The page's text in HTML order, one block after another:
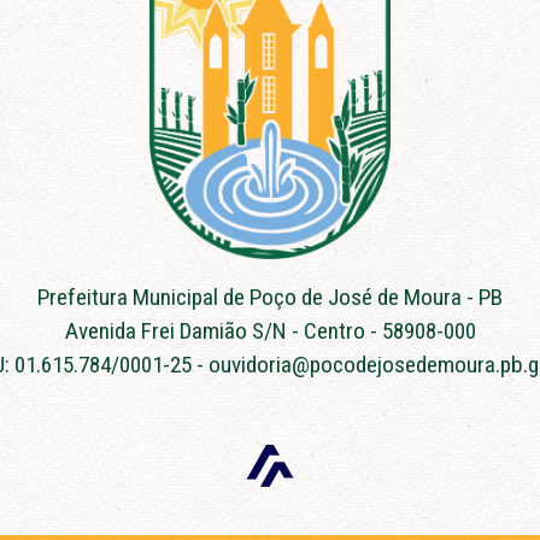
Prefeitura Municipal de Poço de José de Moura - PB
Avenida Frei Damião S/N - Centro - 58908-000
01.615.784/0001-25 -